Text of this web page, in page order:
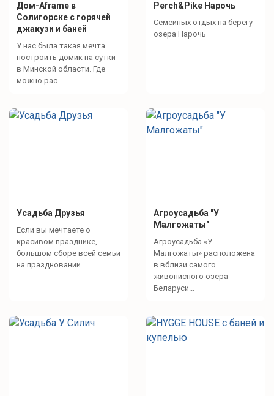
Дом-Aframe в
Солигорске с горячей
джакузи и баней
У нас была такая мечта
построить домик на сутки
в Минской области. Где
можно рас...
Perch&Pike Нарочь
Семейных отдых на берегу
озера Нарочь
Усадьба Друзья
Если вы мечтаете о
красивом празднике,
большом сборе всей семьи
на праздновании...
Агроусадьба "У
Малгожаты"
Агроусадьба «У
Малгожаты» расположена
в вблизи самого
живописного озера
Беларуси...